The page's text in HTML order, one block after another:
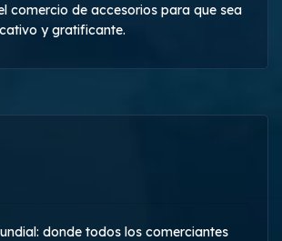
comercio de accesorios para que sea
y gratificante.
donde todos los comerciantes